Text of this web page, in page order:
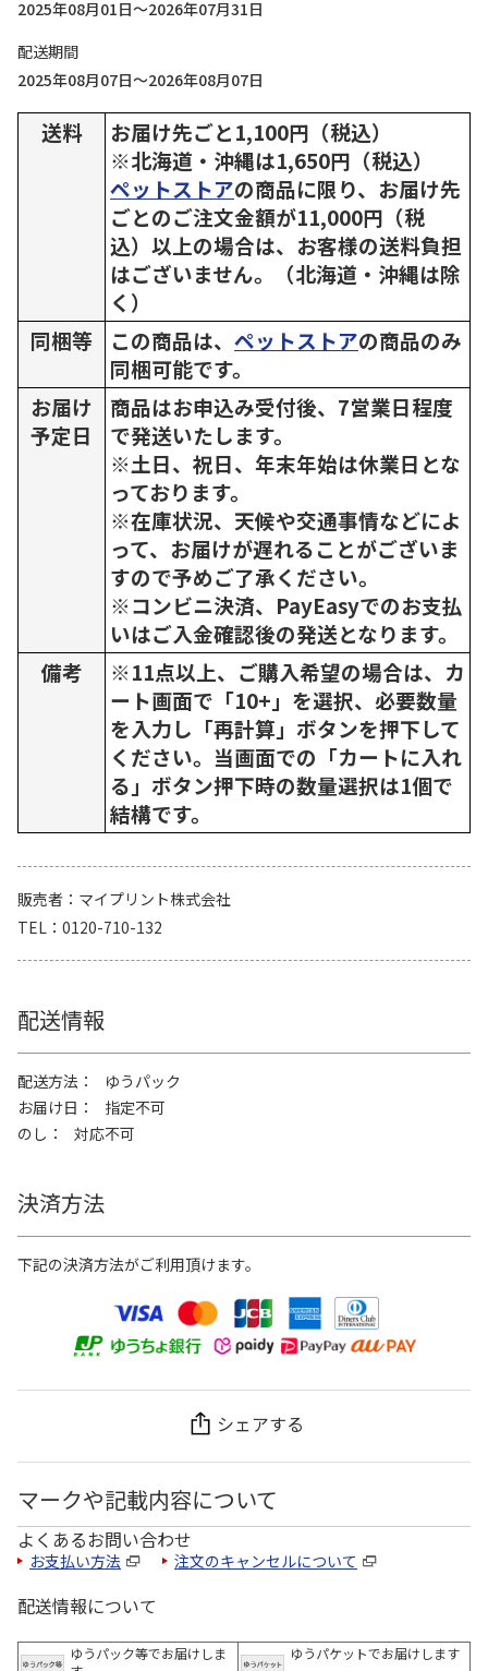
2025年08月01日～2026年07月31日
配送期間
2025年08月07日～2026年08月07日
送料
お届け先ごと1,100円（税込）
※北海道・沖縄は1,650円（税込）
ペットストアの商品に限り、お届け先
ごとのご注文金額が11,000円（税
込）以上の場合は、お客様の送料負担
はございません。（北海道・沖縄は除
く）
同梱等
この商品は、 ペットストアの商品のみ
同梱可能です。
お届け
予定日
商品はお申込み受付後、7営業日程度
で発送いたします。
※土日、祝日、年末年始は休業日とな
っております。
※在庫状況、天候や交通事情などによ
って、お届けが遅れることがございま
すので予めご了承ください。
※コンビニ決済、PayEasyでのお支払
いはご入金確認後の発送となります。
備考
※11点以上、ご購入希望の場合は、カ
ート画面で「10+」を選択、必要数量
を入力し「再計算」ボタンを押下して
ください。当画面での「カートに入れ
る」ボタン押下時の数量選択は1個で
結構です。
販売者
マイプリント株式会社
TEL
0120-710-132
配送情報
配送方法
ゆうパック
お届け日
指定不可
のし
対応不可
決済方法
下記の決済方法がご利用頂けます。
シェアする
マークや記載内容について
よくあるお問い合わせ
お支払い方法 注文のキャンセルについて
配送情報について
ゆうパック等でお届けしま
ゆうパケットでお届けします